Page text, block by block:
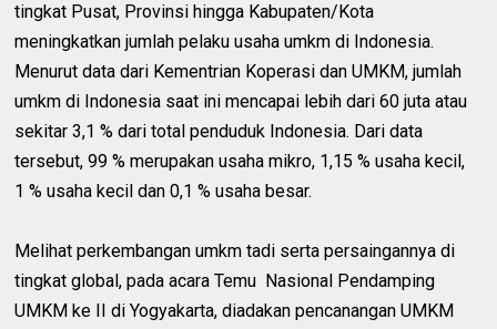
tingkat Pusat, Provinsi hingga Kabupaten/Kota
meningkatkan jumlah pelaku usaha umkm di Indonesia.
Menurut data dari Kementrian Koperasi dan UMKM, jumlah
umkm di Indonesia saat ini mencapai lebih dari 60 juta atau
sekitar 3,1 % dari total penduduk Indonesia. Dari data
tersebut, 99 % merupakan usaha mikro, 1,15 % usaha kecil,
1 % usaha kecil dan 0,1 % usaha besar.
Melihat perkembangan umkm tadi serta persaingannya di
tingkat global, pada acara Temu Nasional Pendamping
UMKM ke II di Yogyakarta, diadakan pencanangan UMKM